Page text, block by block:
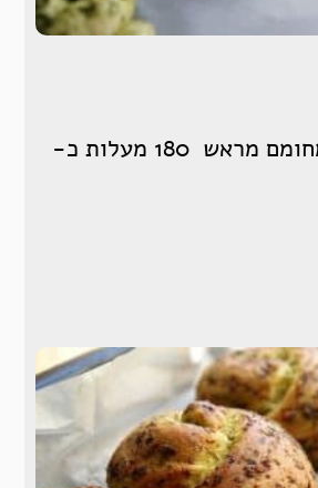
לאפות בתנור מחומם מראש 180 מעלות כ-